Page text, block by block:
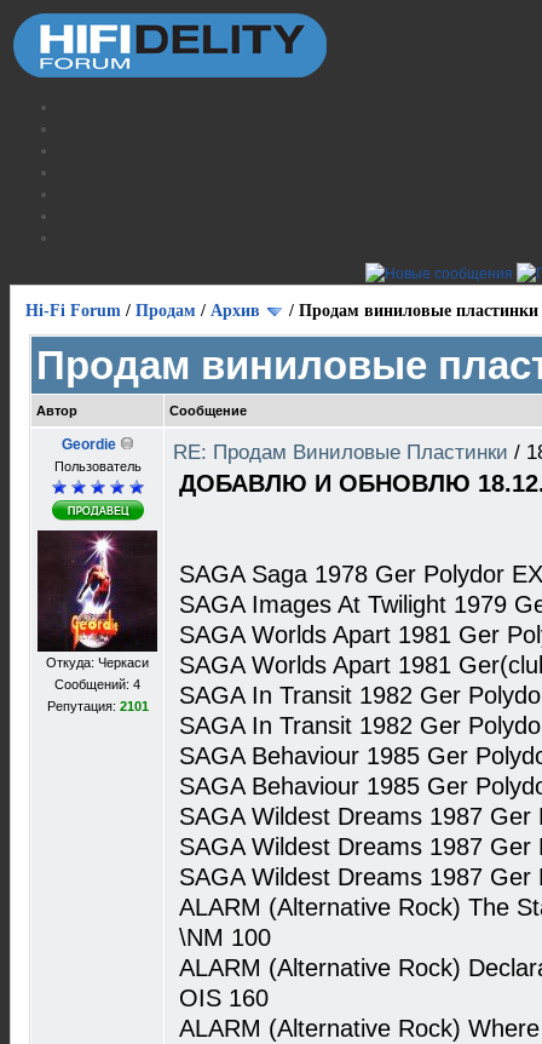
Hi-Fi Forum / Продам / Архив / Продам виниловые пластинки
Продам виниловые
Автор Сообщение
Geordie
Пользователь
Откуда: Черкаси
Сообщений: 4
Репутация: 2101
RE: Продам Виниловые Пластинки /
ДОБАВЛЮ И ОБНОВЛЮ
SAGA Saga 1978 Ger Polydor
SAGA Images At Twilight 1979
SAGA Worlds Apart 1981 Ger
SAGA Worlds Apart 1981
SAGA In Transit 1982 Ger
SAGA In Transit 1982 Ger
SAGA Behaviour 1985 Ger
SAGA Behaviour 1985 Ger
SAGA Wildest Dreams 1987
SAGA Wildest Dreams 1987
SAGA Wildest Dreams 1987
ALARM (Alternative Rock) The
\NM 100
ALARM (Alternative Rock)
OIS 160
ALARM (Alternative Rock)